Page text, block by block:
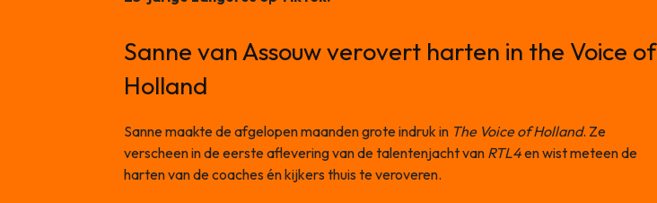
Sanne van Assouw verovert harten in the Voice of
Holland
Sanne maakte de afgelopen maanden grote indruk in The Voice of Holland. Ze
verscheen in de eerste aflevering van de talentenjacht van RTL4en wist meteen de
harten van de coaches én kijkers thuis te veroveren.